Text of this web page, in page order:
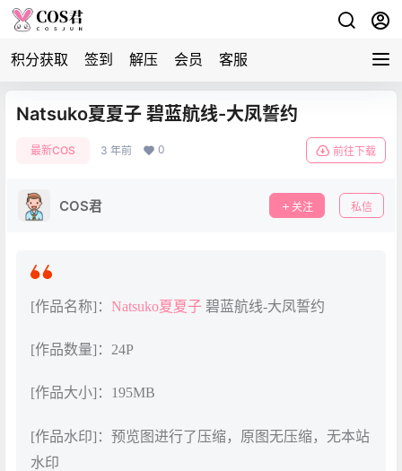
积分获取 签到 解压 会员 客服
Natsuko夏夏子 碧蓝航线-大凤誓约
最新COS 3 年前 0 前往下载
COS君 关注 私信
[作品名称]： Natsuko夏夏子 碧蓝航线-大凤誓约
[作品数量]：24P
[作品大小]：195MB
[作品水印]：预览图进行了压缩，原图无压缩，无本站
水印